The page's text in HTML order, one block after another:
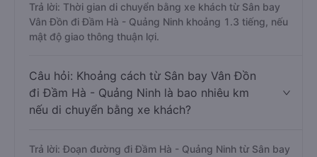
Trả lời: Thời gian di chuyển bằng xe khách từ Sân bay
Vân Đồn đi Đầm Hà - Quảng Ninh khoảng 1.3 tiếng, nếu
mật độ giao thông thuận lợi.
Câu hỏi: Khoảng cách từ Sân bay Vân Đồn
đi Đầm Hà - Quảng Ninh là bao nhiêu km
nếu di chuyển bằng xe khách?
Trả lời: Đoạn đường đi Đầm Hà - Quảng Ninh từ Sân bay